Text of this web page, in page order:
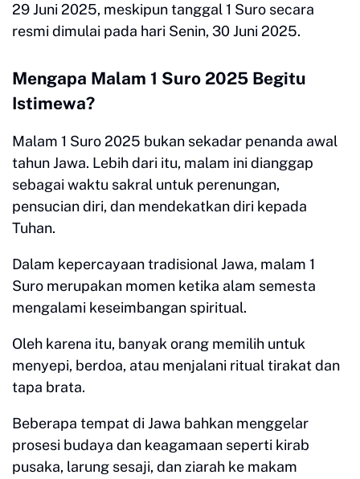
29 Juni 2025, meskipun tanggal 1 Suro secara
resmi dimulai pada hari Senin, 30 Juni 2025.
Mengapa Malam 1 Suro 2025 Begitu
Istimewa?
Malam 1 Suro 2025 bukan sekadar penanda awal
tahun Jawa. Lebih dari itu, malam ini dianggap
sebagai waktu sakral untuk perenungan,
pensucian diri, dan mendekatkan diri kepada
Tuhan.
Dalam kepercayaan tradisional Jawa, malam 1
Suro merupakan momen ketika alam semesta
mengalami keseimbangan spiritual.
Oleh karena itu, banyak orang memilih untuk
menyepi, berdoa, atau menjalani ritual tirakat dan
tapa brata.
Beberapa tempat di Jawa bahkan menggelar
prosesi budaya dan keagamaan seperti kirab
pusaka, larung sesaji, dan ziarah ke makam